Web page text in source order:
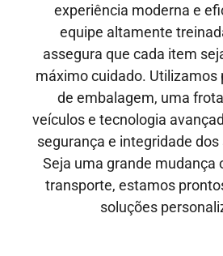
experiência moderna e
equipe altamente
assegura que cada item
máximo cuidado. Utilizamos
de embalagem, uma
veículos e tecnologia
segurança e integridade
Seja uma grande mudança
transporte, estamos
soluções